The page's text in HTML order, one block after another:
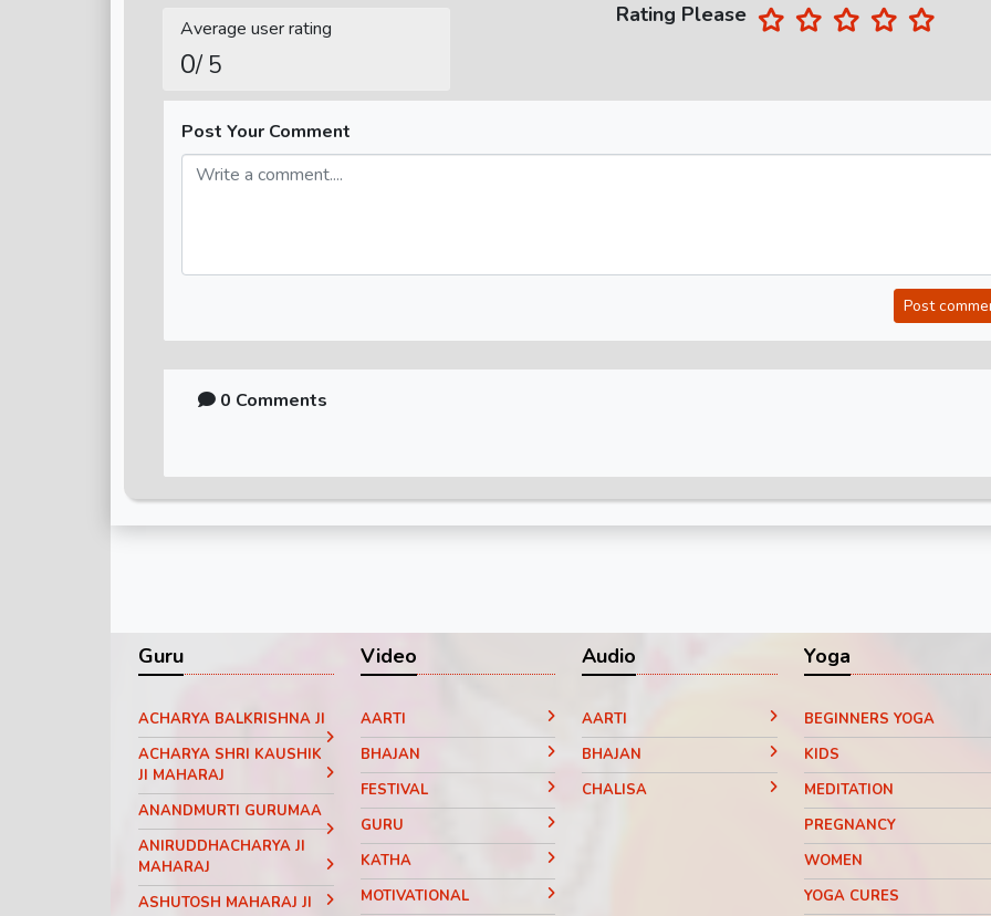
Average user rating
0/ 5
Rating Please
Post Your Comment
Post
0 Comments
Guru
ACHARYA BALKRISHNA JI
ACHARYA SHRI KAUSHIK
JI MAHARAJ
ANANDMURTI GURUMAA
ANIRUDDHACHARYA JI
MAHARAJ
ASHUTOSH MAHARAJ JI
Video
AARTI
BHAJAN
FESTIVAL
GURU
KATHA
MOTIVATIONAL
Audio
AARTI
BHAJAN
CHALISA
Yoga
BEGINNERS YOGA
KIDS
MEDITATION
PREGNANCY
WOMEN
YOGA CURES